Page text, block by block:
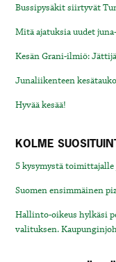
Bussipysäkit siirtyvät
Mitä ajatuksia uudet
Kesän Grani-ilmiö:
Junaliikenteen
Hyvää kesää!
KOLME
5 kysymystä
Suomen ensimmäinen
Hallinto-oikeus hylkäsi
valituksen.